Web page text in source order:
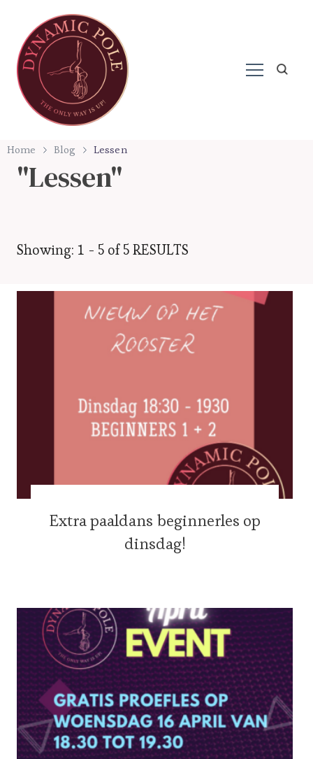
Dynamic Pole
Home Blog Lessen
Lessen
Showing: 1 - 5 of 5 RESULTS
Extra paaldans beginnerles op
dinsdag!